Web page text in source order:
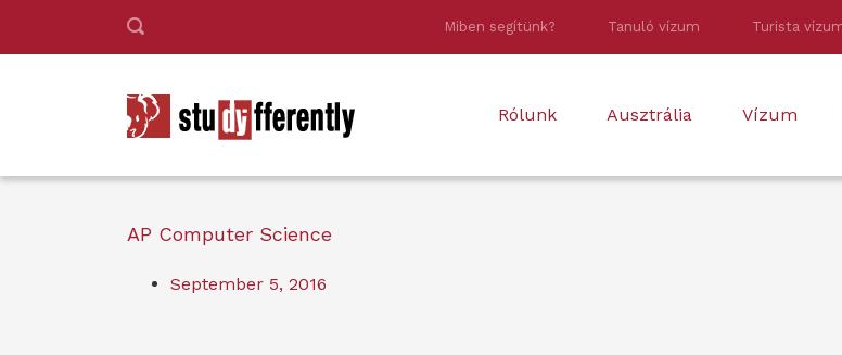
Miben segítünk? Tanuló vízum Turista
Rólunk Ausztrália Vízum
AP Computer Science
September 5, 2016